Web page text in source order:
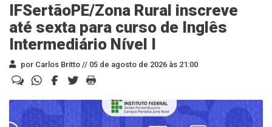
IFSertãoPE/Zona Rural inscreve
até sexta para curso de Inglês
Intermediário Nível I
por Carlos Britto // 05 de agosto de 2026 às 21:00